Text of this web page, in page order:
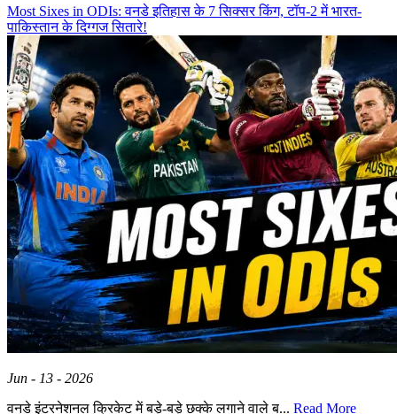
Most Sixes in ODIs: वनडे इतिहास के 7 सिक्सर किंग, टॉप-2 में भारत-
पाकिस्तान के दिग्गज सितारे!
Jun - 13 - 2026
वनडे इंटरनेशनल क्रिकेट में बड़े-बड़े छक्के लगाने वाले ब... Read More